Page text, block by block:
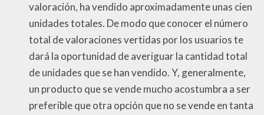
valoración, ha vendido aproximadamente unas cien
unidades totales. De modo que conocer el número
total de valoraciones vertidas por los usuarios te
dará la oportunidad de averiguar la cantidad total
de unidades que se han vendido. Y, generalmente,
un producto que se vende mucho acostumbra a ser
preferible que otra opción que no se vende en tanta